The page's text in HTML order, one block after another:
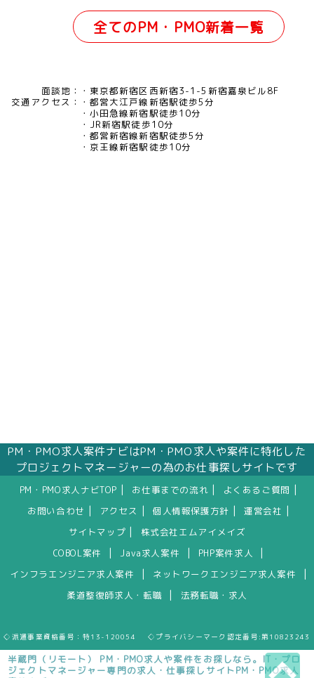
半蔵門（リモート） PM・PMO求人や案件をお探しなら。IT・プロ
ジェクトマネージャー専門の求人・仕事探しサイトPM・PMO求人
全てのPM・PMO新着一覧
面談地：
東京都新宿区西新宿3-1-5新宿嘉泉ビル8F
交通アクセス：
都営大江戸線新宿駅徒歩5分
小田急線新宿駅徒歩10分
JR新宿駅徒歩10分
都営新宿線新宿駅徒歩5分
京王線新宿駅徒歩10分
PM・PMO求人案件ナビはPM・PMO求人や案件に特化した
プロジェクトマネージャーの為のお仕事探しサイトです
PM・PMO求人ナビTOP お仕事までの流れ よくあるご質問
お問い合わせ アクセス 個人情報保護方針 運営会社
サイトマップ
株式会社エムアイメイズ
COBOL案件
Java求人案件 PHP案件求人
インフラエンジニア求人案件 ネットワークエンジニア求人案件
柔道整復師求人・転職 法務転職・求人
◇派遣事業資格番号：特13-120054 ◇プライバシーマーク認定番号:第10823243